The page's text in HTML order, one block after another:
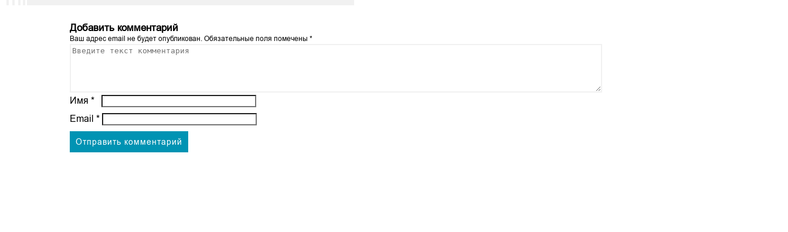
Добавить комментарий
Ваш адрес email не будет опубликован. Обязательные поля помечены*
Имя*
Email*